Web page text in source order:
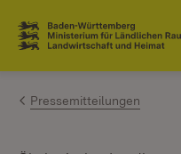
Zum Inhalt springen
Link zur Startseite
Pressemitteilungen